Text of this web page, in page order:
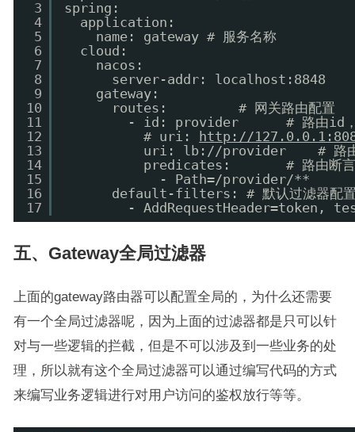
3
4
5
6
7
8
9
10
11
12
13
14
15
16
17
spring:
application:
name: gateway # 服务名称
cloud:
nacos:
server-addr: localhost:8848
gateway:
routes:         # 网关路由配置
- id: provider      # 路由id，
# uri:
http://
uri: lb://provider    # 路由的
predicates:       # 路由断言
- Path=/provider/**      #
default-filters: # 默认过滤器配
- AddRequestHeader=token,
五、Gateway全局过滤器
上面的gateway路由器可以配置全局的，为什么还需要
有一个全局过滤器呢，因为上面的过滤器都是只可以针
对与一些逻辑的拦截，但是不可以涉及到一些业务的处
理，所以就有这个全局过滤器可以通过编写代码的方式
来编写业务逻辑进行对用户访问的鉴权放行等等。